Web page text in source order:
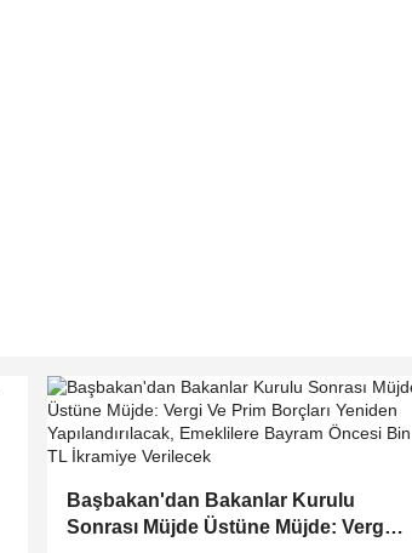
Başbakan'dan Bakanlar Kurulu
Sonrası Müjde Üstüne Müjde: Vergi